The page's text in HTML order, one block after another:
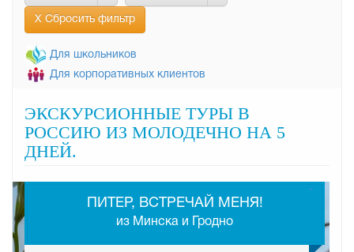
Х Сбросить фильтр
Для школьников
Для корпоративных клиентов
ЭКСКУРСИОННЫЕ ТУРЫ В
РОССИЮ ИЗ МОЛОДЕЧНО НА 5
ДНЕЙ.
ПИТЕР, ВСТРЕЧАЙ МЕНЯ!
из Минска и Гродно
-